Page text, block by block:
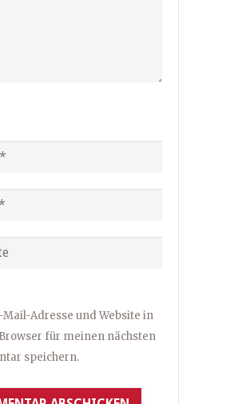
Mail-Adresse und Website in
für meinen nächsten
speichern.